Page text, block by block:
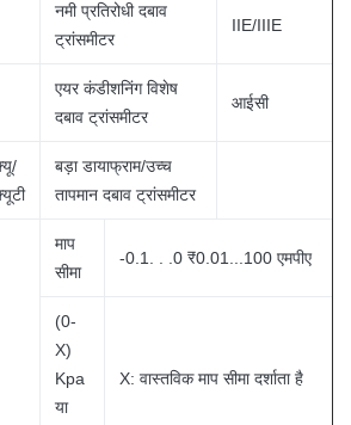
नमी प्रतिरोधी दबाव
ट्रांसमीटर
IIE/IIIE
एयर कंडीशनिंग विशेष
दबाव ट्रांसमीटर
आईसी
बड़ा डायाफ्राम/उच्च
तापमान दबाव ट्रांसमीटर
माप
सीमा
-0.1. . .0 ₹0.01...100 एमपीए
(0-
X)
Kpa
या
X: वास्तविक माप सीमा दर्शाता है